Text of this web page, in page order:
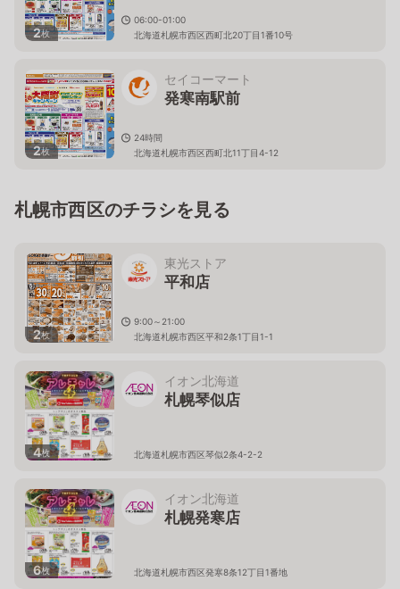
2枚
06:00-01:00
北海道札幌市西区西町北20丁目1番10号
2枚
セイコーマート
発寒南駅前
24時間
北海道札幌市西区西町北11丁目4-12
札幌市西区のチラシを見る
2枚
東光ストア
平和店
9:00～21:00
北海道札幌市西区平和2条1丁目1-1
4枚
イオン北海道
札幌琴似店
北海道札幌市西区琴似2条4-2-2
6枚
イオン北海道
札幌発寒店
北海道札幌市西区発寒8条12丁目1番地